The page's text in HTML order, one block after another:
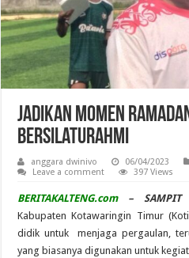
Jadikan Momen
Bersilaturahmi
anggara dwinivo 06/04/2023
Leave a comment
397 Views
BERITAKALTENG.com– SAMPIT
Kabupaten Kotawaringin Timur
didik untuk menjaga pergaulan,
yang biasanya digunakan untuk